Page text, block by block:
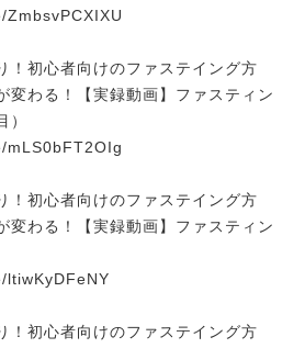
初心者向けのファステイング方
変わる！【実録動画】ファスティン
）
初心者向けのファステイング方
変わる！【実録動画】ファスティン
初心者向けのファステイング方